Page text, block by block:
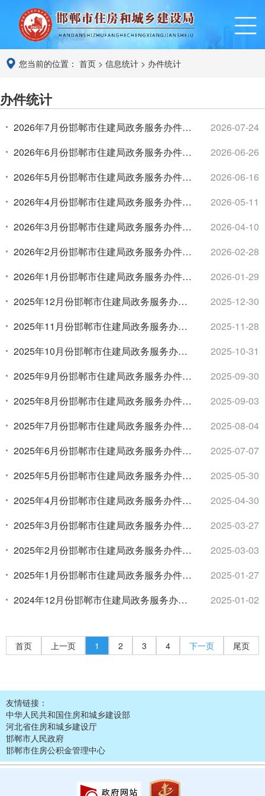
您当前的位置： 首页 > 信息统计 > 办件统计
办件统计
2026年7月份邯郸市住建局政务服务办件统
计
2026-07-24
2026年6月份邯郸市住建局政务服务办件统
计
2026-06-26
2026年5月份邯郸市住建局政务服务办件统
计
2026-06-16
2026年4月份邯郸市住建局政务服务办件统
计
2026-05-11
2026年3月份邯郸市住建局政务服务办件统
计
2026-04-10
2026年2月份邯郸市住建局政务服务办件统
计
2026-02-28
2026年1月份邯郸市住建局政务服务办件统
计
2026-01-29
2025年12月份邯郸市住建局政务服务办件
统计
2025-12-30
2025年11月份邯郸市住建局政务服务办件
统计
2025-11-28
2025年10月份邯郸市住建局政务服务办件
统计
2025-10-31
2025年9月份邯郸市住建局政务服务办件统
计
2025-09-30
2025年8月份邯郸市住建局政务服务办件统
计
2025-09-03
2025年7月份邯郸市住建局政务服务办件统
计
2025-08-04
2025年6月份邯郸市住建局政务服务办件统
计
2025-07-07
2025年5月份邯郸市住建局政务服务办件统
计
2025-05-30
2025年4月份邯郸市住建局政务服务办件统
计
2025-04-30
2025年3月份邯郸市住建局政务服务办件统
计
2025-03-27
2025年2月份邯郸市住建局政务服务办件统
计
2025-03-03
2025年1月份邯郸市住建局政务服务办件统
计
2025-01-27
2024年12月份邯郸市住建局政务服务办件
2025-01-02
首页 上一页 1 2 3 4 下一页 尾页
友情链接：
中华人民共和国住房和城乡建设部
河北省住房和城乡建设厅
邯郸市人民政府
邯郸市住房公积金管理中心